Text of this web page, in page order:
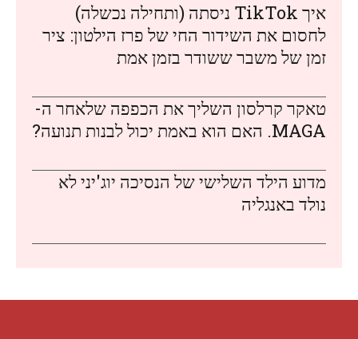
איך TikTok ניסתה (ותחילה נכשלה)
לחסום את השידור החי של פרז הילטון: ציר
זמן של משבר ששודר בזמן אמת
טאקר קרלסון השליך את הכפפה שלאחר ה-
MAGA. האם הוא באמת יכול לבנות תנועה?
מדוע הילד השלישי של הנסיכה יוג'יני לא
נולד באנגליה